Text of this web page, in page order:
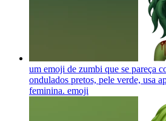
um emoji de zumbi que se pareça
ondulados pretos, pele verde, usa
feminina. emoji